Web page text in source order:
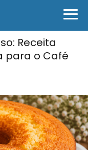
Receita
para o Café